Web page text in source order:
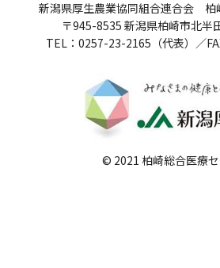
病院誌
個人情報保護方針
反社会的勢力に対する基本方針
院内感染対策指針
新潟県厚生農業協同組合連合会 柏
〒945-8535 新潟県柏崎市北半
TEL：0257-23-2165（代表）／
© 2021 柏崎総合医療